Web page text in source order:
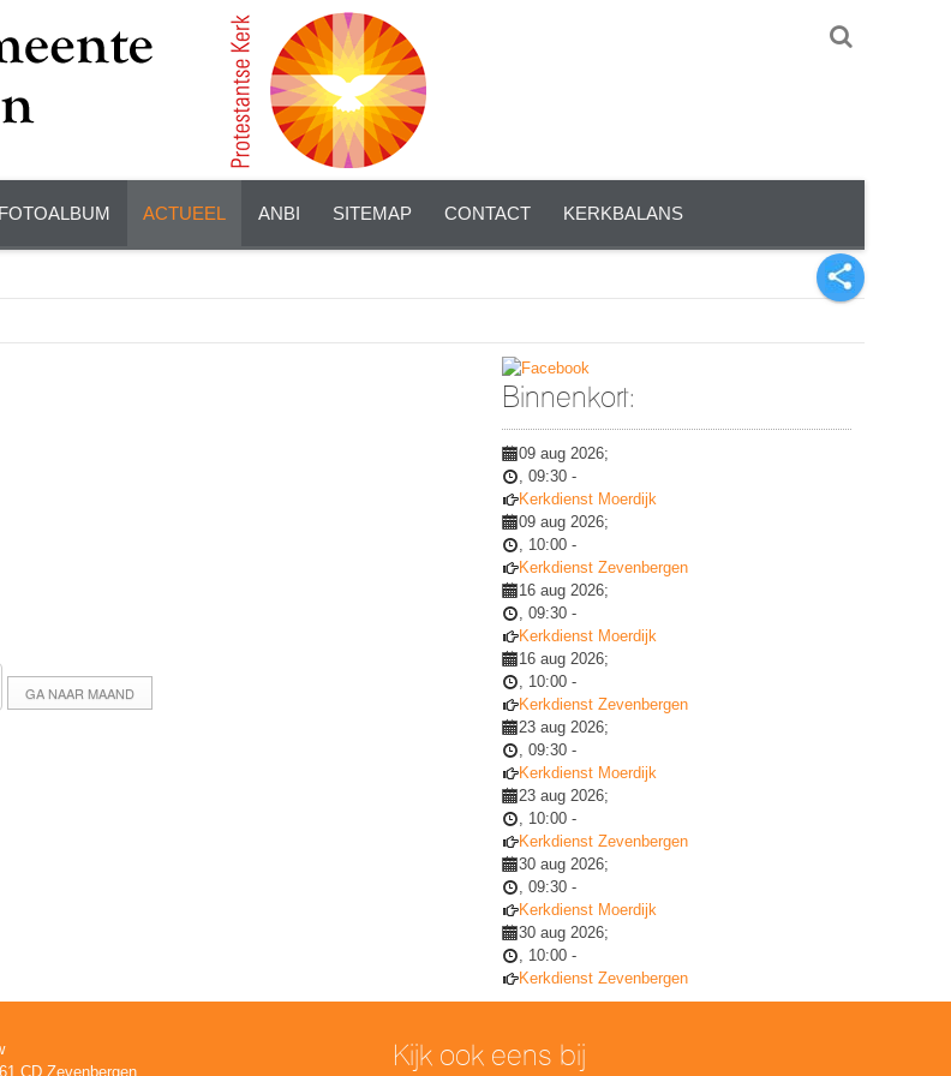
FOTOALBUM ACTUEEL ANBI SITEMAP CONTACT KERKBALANS
GA NAAR MAAND
Binnenkort:
09 aug 2026;
, 09:30 -
Kerkdienst Moerdijk
09 aug 2026;
, 10:00 -
Kerkdienst Zevenbergen
16 aug 2026;
, 09:30 -
Kerkdienst Moerdijk
16 aug 2026;
, 10:00 -
Kerkdienst Zevenbergen
23 aug 2026;
, 09:30 -
Kerkdienst Moerdijk
23 aug 2026;
, 10:00 -
Kerkdienst Zevenbergen
30 aug 2026;
, 09:30 -
Kerkdienst Moerdijk
30 aug 2026;
, 10:00 -
Kerkdienst Zevenbergen
CD Zevenbergen
Kijk ook eens bij